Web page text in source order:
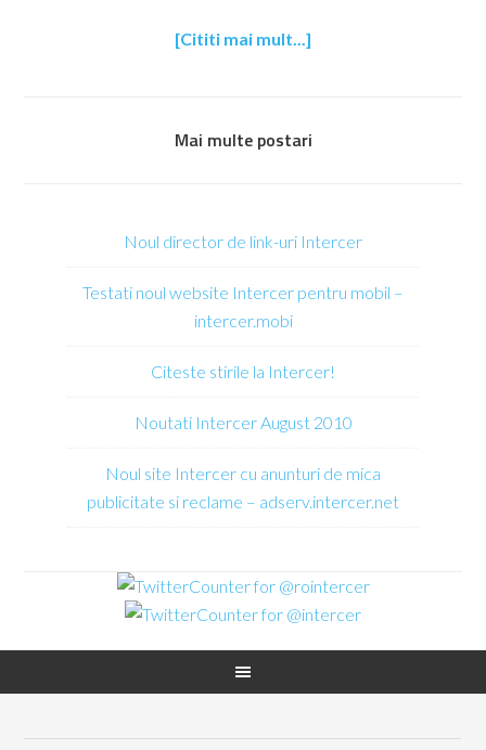
[Cititi mai mult...]
Mai multe postari
Noul director de link-uri Intercer
Testati noul website Intercer pentru mobil –
intercer.mobi
Citeste stirile la Intercer!
Noutati Intercer August 2010
Noul site Intercer cu anunturi de mica
publicitate si reclame – adserv.intercer.net